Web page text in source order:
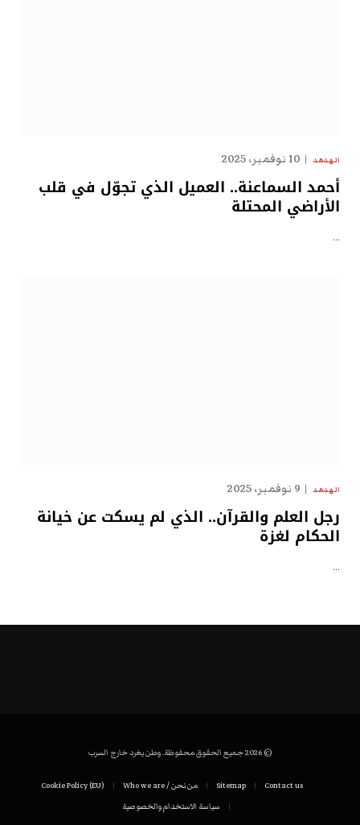
الهدهد 10 نوفمبر، 2025
أحمد السماعنة.. العميل الذي تجوّل في قلب
الأراضي المحتلة
…
الهدهد 9 نوفمبر، 2025
رجل العلم والقرآن.. الذي لم يسكت عن خيانة
الحكام لغزة
…
© 2026 جميع الحقوق محفوظة. وطن يغرد خارج السرب
Contact us
Sitemap من نحن / Who we are
Cookie Policy (EU)
سياسة الاستخدام والخصوصية